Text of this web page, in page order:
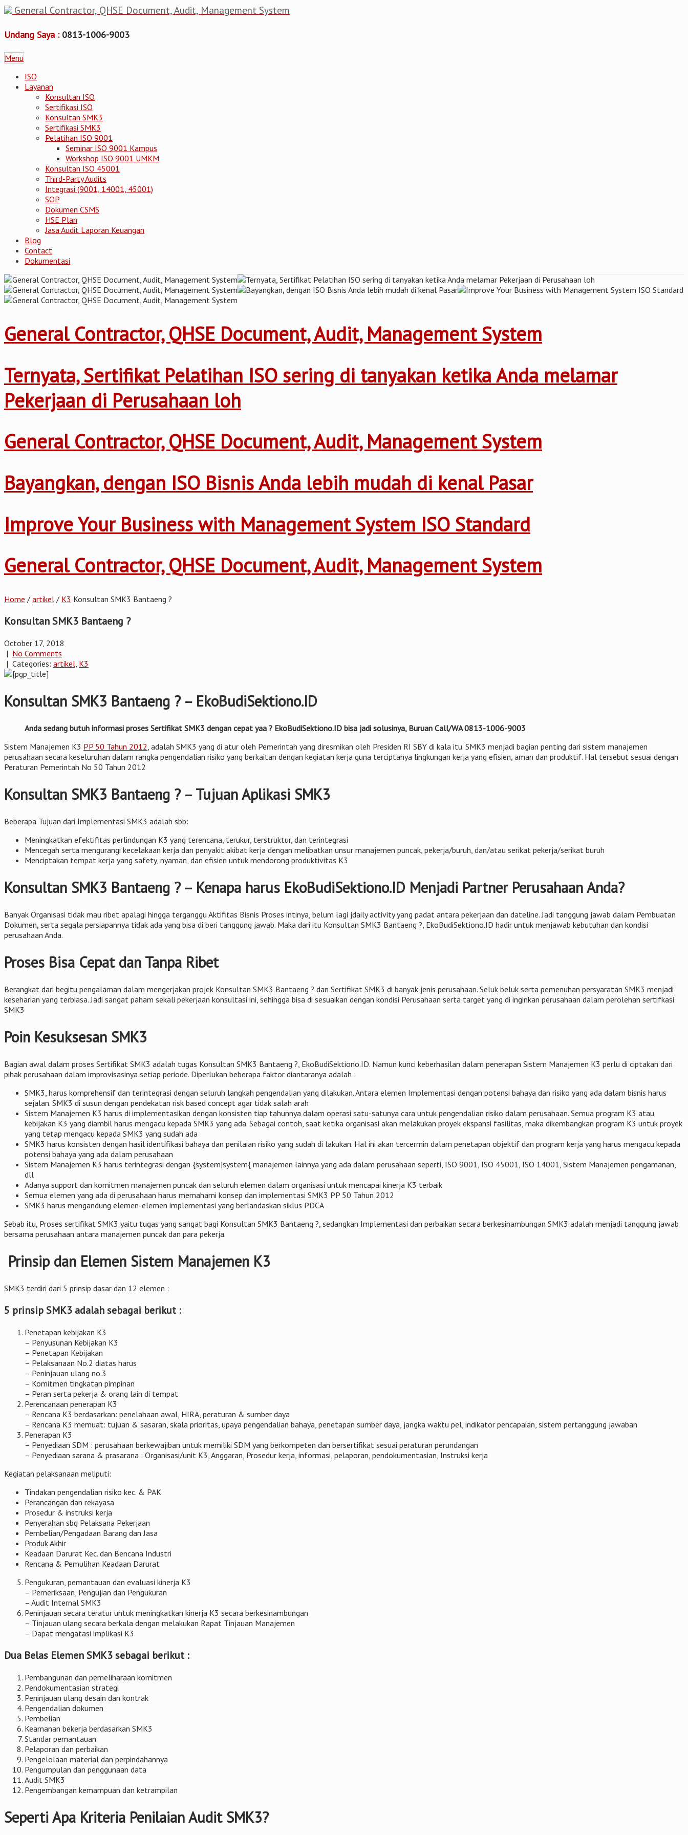
General Contractor, QHSE Document, Audit, Management System
Undang Saya : 0813-1006-9003
Menu
ISO
Layanan
Konsultan ISO
Sertifikasi ISO
Konsultan SMK3
Sertifikasi SMK3
Pelatihan ISO 9001
Seminar ISO 9001 Kampus
Workshop ISO 9001 UMKM
Konsultan ISO 45001
Third-Party Audits
Integrasi (9001, 14001, 45001)
SOP
Dokumen CSMS
HSE Plan
Jasa Audit Laporan Keuangan
Blog
Contact
Dokumentasi
General Contractor, QHSE Document, Audit, Management System
Ternyata, Sertifikat Pelatihan ISO sering di tanyakan ketika Anda melamar
Pekerjaan di Perusahaan loh
General Contractor, QHSE Document, Audit, Management System
Bayangkan, dengan ISO Bisnis Anda lebih mudah di kenal Pasar
Improve Your Business with Management System ISO Standard
General Contractor, QHSE Document, Audit, Management System
Home / artikel / K3 Konsultan SMK3 Bantaeng ?
Konsultan SMK3 Bantaeng ?
October 17, 2018
| No Comments
| Categories: artikel K3
Konsultan SMK3 Bantaeng ? – EkoBudiSektiono.ID
Anda sedang butuh informasi proses Sertifikat SMK3 dengan cepat yaa ? EkoBudiSektiono.ID bisa jadi solusinya, Buruan Call/WA 0813-1006-9003
Sistem Manajemen K3 PP 50 Tahun 2012 , adalah SMK3 yang di atur oleh Pemerintah yang diresmikan oleh Presiden RI SBY di kala itu. SMK3 menjadi bagian penting dari sistem manajemen
perusahaan secara keseluruhan dalam rangka pengendalian risiko yang berkaitan dengan kegiatan kerja guna terciptanya lingkungan kerja yang efisien, aman dan produktif. Hal tersebut sesuai dengan
Peraturan Pemerintah No 50 Tahun 2012
Konsultan SMK3 Bantaeng ? – Tujuan Aplikasi SMK3
Beberapa Tujuan dari Implementasi SMK3 adalah sbb:
Meningkatkan efektifitas perlindungan K3 yang terencana, terukur, terstruktur, dan terintegrasi
Mencegah serta mengurangi kecelakaan kerja dan penyakit akibat kerja dengan melibatkan unsur manajemen puncak, pekerja/buruh, dan/atau serikat pekerja/serikat buruh
Menciptakan tempat kerja yang safety, nyaman, dan efisien untuk mendorong produktivitas K3
Konsultan SMK3 Bantaeng ? – Kenapa harus EkoBudiSektiono.ID Menjadi Partner Perusahaan Anda?
Banyak Organisasi tidak mau ribet apalagi hingga terganggu Aktifitas Bisnis Proses intinya, belum lagi jdaily activity yang padat antara pekerjaan dan dateline. Jadi tanggung jawab dalam Pembuatan
Dokumen, serta segala persiapannya tidak ada yang bisa di beri tanggung jawab. Maka dari itu Konsultan SMK3 Bantaeng ?, EkoBudiSektiono.ID hadir untuk menjawab kebutuhan dan kondisi
perusahaan Anda.
Proses Bisa Cepat dan Tanpa Ribet
Berangkat dari begitu pengalaman dalam mengerjakan projek Konsultan SMK3 Bantaeng ? dan Sertifikat SMK3 di banyak jenis perusahaan. Seluk beluk serta pemenuhan persyaratan SMK3 menjadi
keseharian yang terbiasa. Jadi sangat paham sekali pekerjaan konsultasi ini, sehingga bisa di sesuaikan dengan kondisi Perusahaan serta target yang di inginkan perusahaan dalam perolehan sertifkasi
SMK3
Poin Kesuksesan SMK3
Bagian awal dalam proses Sertifikat SMK3 adalah tugas Konsultan SMK3 Bantaeng ?, EkoBudiSektiono.ID. Namun kunci keberhasilan dalam penerapan Sistem Manajemen K3 perlu di ciptakan dari
pihak perusahaan dalam improvisasinya setiap periode. Diperlukan beberapa faktor diantaranya adalah :
SMK3, harus komprehensif dan terintegrasi dengan seluruh langkah pengendalian yang dilakukan. Antara elemen Implementasi dengan potensi bahaya dan risiko yang ada dalam bisnis harus
sejalan. SMK3 di susun dengan pendekatan risk based concept agar tidak salah arah
Sistem Manajemen K3 harus di implementasikan dengan konsisten tiap tahunnya dalam operasi satu-satunya cara untuk pengendalian risiko dalam perusahaan. Semua program K3 atau
kebijakan K3 yang diambil harus mengacu kepada SMK3 yang ada. Sebagai contoh, saat ketika organisasi akan melakukan proyek ekspansi fasilitas, maka dikembangkan program K3 untuk proyek
yang tetap mengacu kepada SMK3 yang sudah ada
SMK3 harus konsisten dengan hasil identifikasi bahaya dan penilaian risiko yang sudah di lakukan. Hal ini akan tercermin dalam penetapan objektif dan program kerja yang harus mengacu kepada
potensi bahaya yang ada dalam perusahaan
Sistem Manajemen K3 harus terintegrasi dengan {system|system{ manajemen lainnya yang ada dalam perusahaan seperti, ISO 9001, ISO 45001, ISO 14001, Sistem Manajemen pengamanan,
dll
Adanya support dan komitmen manajemen puncak dan seluruh elemen dalam organisasi untuk mencapai kinerja K3 terbaik
Semua elemen yang ada di perusahaan harus memahami konsep dan implementasi SMK3 PP 50 Tahun 2012
SMK3 harus mengandung elemen-elemen implementasi yang berlandaskan siklus PDCA
Sebab itu, Proses sertifikat SMK3 yaitu tugas yang sangat bagi Konsultan SMK3 Bantaeng ?, sedangkan Implementasi dan perbaikan secara berkesinambungan SMK3 adalah menjadi tanggung jawab
bersama perusahaan antara manajemen puncak dan para pekerja.
Prinsip dan Elemen Sistem Manajemen K3
SMK3 terdiri dari 5 prinsip dasar dan 12 elemen :
5 prinsip SMK3 adalah sebagai berikut :
Penetapan kebijakan K3
– Penyusunan Kebijakan K3
– Penetapan Kebijakan
– Pelaksanaan No.2 diatas harus
– Peninjauan ulang no.3
– Komitmen tingkatan pimpinan
– Peran serta pekerja & orang lain di tempat
Perencanaan penerapan K3
– Rencana K3 berdasarkan: penelahaan awal, HIRA, peraturan & sumber daya
– Rencana K3 memuat: tujuan & sasaran, skala prioritas, upaya pengendalian bahaya, penetapan sumber daya, jangka waktu pel, indikator pencapaian, sistem pertanggung jawaban
Penerapan K3
– Penyediaan SDM : perusahaan berkewajiban untuk memiliki SDM yang berkompeten dan bersertifikat sesuai peraturan perundangan
– Penyediaan sarana & prasarana : Organisasi/unit K3, Anggaran, Prosedur kerja, informasi, pelaporan, pendokumentasian, Instruksi kerja
Kegiatan pelaksanaan meliputi:
Tindakan pengendalian risiko kec. & PAK
Perancangan dan rekayasa
Prosedur & instruksi kerja
Penyerahan sbg Pelaksana Pekerjaan
Pembelian/Pengadaan Barang dan Jasa
Produk Akhir
Keadaan Darurat Kec. dan Bencana Industri
Rencana & Pemulihan Keadaan Darurat
Pengukuran, pemantauan dan evaluasi kinerja K3
– Pemeriksaan, Pengujian dan Pengukuran
– Audit Internal SMK3
Peninjauan secara teratur untuk meningkatkan kinerja K3 secara berkesinambungan
– Tinjauan ulang secara berkala dengan melakukan Rapat Tinjauan Manajemen
– Dapat mengatasi implikasi K3
Dua Belas Elemen SMK3 sebagai berikut :
Pembangunan dan pemeliharaan komitmen
Pendokumentasian strategi
Peninjauan ulang desain dan kontrak
Pengendalian dokumen
Pembelian
Keamanan bekerja berdasarkan SMK3
Standar pemantauan
Pelaporan dan perbaikan
Pengelolaan material dan perpindahannya
Pengumpulan dan penggunaan data
Audit SMK3
Pengembangan kemampuan dan ketrampilan
Seperti Apa Kriteria Penilaian Audit SMK3?